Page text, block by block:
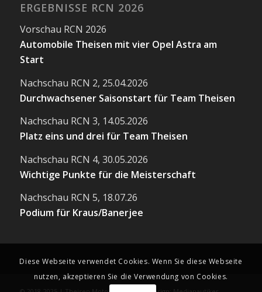
ERGEBNISSE RCN 2026
Vorschau RCN 2026
Automobile Theisen mit vier Opel Astra am
Start
Nachschau RCN 2, 25.04.2026
Durchwachsener Saisonstart für Team Theisen
Nachschau RCN 3, 14.05.2026
Platz eins und drei für Team Theisen
Nachschau RCN 4, 30.05.2026
Wichtige Punkte für die Meisterschaft
Nachschau RCN 5, 18.07.26
Podium für Kraus/Banerjee
Diese Webseite verwendet Cookies. Wenn Sie diese Webseite
nutzen, akzeptieren Sie die Verwendung von Cookies.